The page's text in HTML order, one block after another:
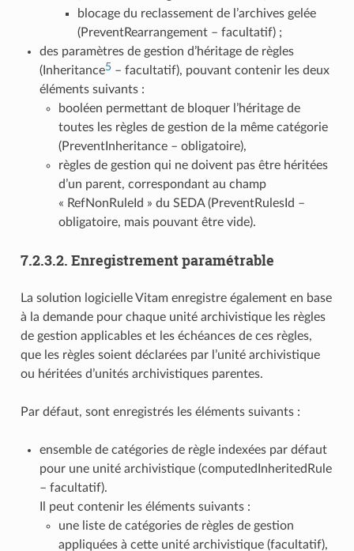
blocage du reclassement de l’archives gelée
(PreventRearrangement – facultatif) ;
des paramètres de gestion d’héritage de règles
(Inheritance5– facultatif), pouvant contenir les deux
éléments suivants :
booléen permettant de bloquer l’héritage de
toutes les règles de gestion de la même catégorie
(PreventInheritance – obligatoire),
règles de gestion qui ne doivent pas être héritées
d’un parent, correspondant au champ
« RefNonRuleId » du SEDA (PreventRulesId –
obligatoire, mais pouvant être vide).
7.2.3.2. Enregistrement paramétrable
La solution logicielle Vitam enregistre également en base
à la demande pour chaque unité archivistique les règles
de gestion applicables et les échéances de ces règles,
que les règles soient déclarées par l’unité archivistique
ou héritées d’unités archivistiques parentes.
Par défaut, sont enregistrés les éléments suivants :
ensemble de catégories de règle indexées par défaut
pour une unité archivistique (computedInheritedRule
– facultatif).
Il peut contenir les éléments suivants :
une liste de catégories de règles de gestion
appliquées à cette unité archivistique (facultatif),